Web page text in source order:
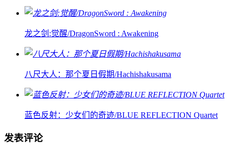
龙之剑:觉醒/DragonSword : Awakening
八尺大人：那个夏日假期/Hachishakusama
蓝色反射：少女们的奇迹/BLUE REFLECTION Quartet
发表评论